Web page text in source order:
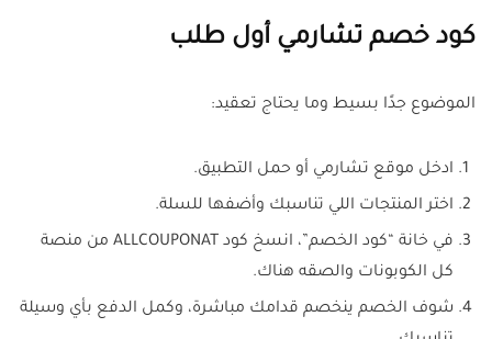
كود خصم تشارمي أول طلب
الموضوع جدًا بسيط وما يحتاج تعقيد:
ادخل موقع تشارمي أو حمل التطبيق.
اختر المنتجات اللي تناسبك وأضفها للسلة.
في خانة “كود الخصم”، انسخ كود ALLCOUPONAT من منصة
كل الكوبونات والصقه هناك.
شوف الخصم ينخصم قدامك مباشرة، وكمل الدفع بأي وسيلة